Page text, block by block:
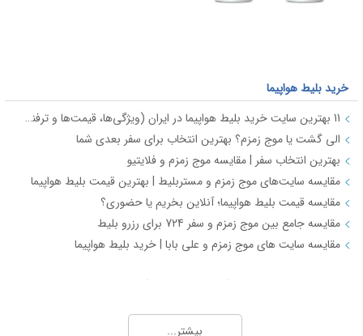
خرید بلیط هواپیما
11 بهترین سایت خرید بلیط هواپیما در ایران (ویژگی‌ها، قیمت‌ها و ترفندها)
الی گشت یا موج زمزم؟ بهترین انتخاب برای سفر بعدی شما
بهترین انتخاب سفر | مقایسه موج زمزم و فلایتیو
مقایسه سایت‌های موج زمزم و مستربلیط | بهترین قیمت بلیط هواپیما
مقایسه قیمت بلیط هواپیما؛ آنلاین بخریم یا حضوری؟
مقایسه جامع بین موج زمزم و سفر 724 برای رزرو بلیط
مقایسه سایت های موج زمزم و علی بابا | خرید بلیط هواپیما
بیشتر...